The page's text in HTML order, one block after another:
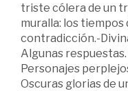
triste cólera de un
muralla: los tiempos
contradicción.-
Algunas
Personajes
Oscuras glorias de